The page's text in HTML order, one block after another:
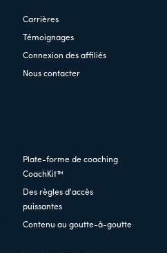
Carrières
Témoignages
Connexion des affiliés
Nous contacter
Plate-forme de coaching
CoachKit™
Des règles d'accès
puissantes
Contenu au goutte-à-goutte